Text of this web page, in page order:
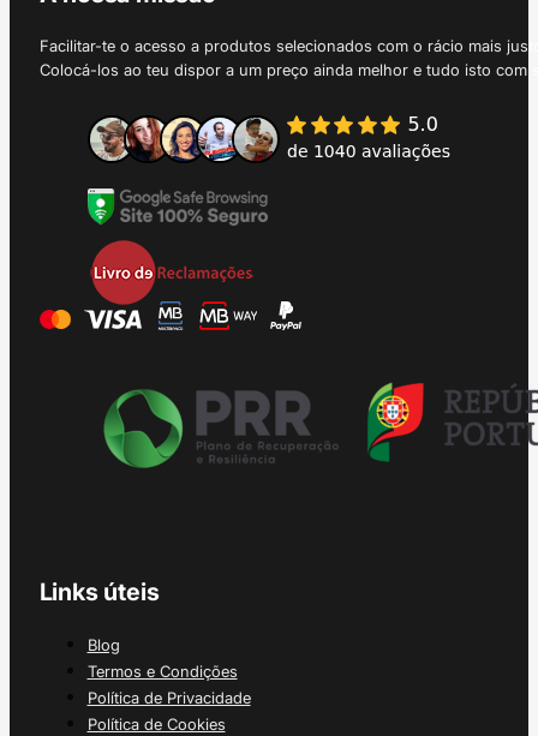
Facilitar-te o acesso a produtos selecionados com o rácio mais
Colocá-los ao teu dispor a um preço ainda melhor e tudo isto
Links úteis
Blog
Termos e Condições
Política de Privacidade
Política de Cookies